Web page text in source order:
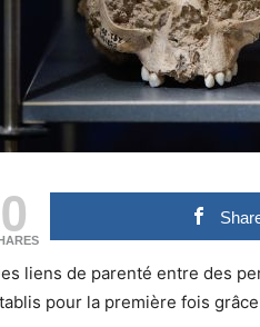
0
liens de parenté entre des
pour la première fois